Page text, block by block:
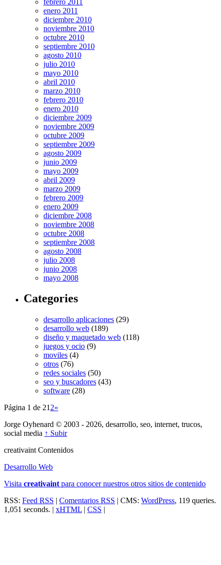
enero 2011
diciembre 2010
noviembre 2010
octubre 2010
septiembre 2010
agosto 2010
julio 2010
mayo 2010
abril 2010
marzo 2010
febrero 2010
enero 2010
diciembre 2009
noviembre 2009
octubre 2009
septiembre 2009
agosto 2009
junio 2009
mayo 2009
abril 2009
marzo 2009
febrero 2009
enero 2009
diciembre 2008
noviembre 2008
octubre 2008
septiembre 2008
agosto 2008
julio 2008
junio 2008
mayo 2008
Categories
desarrollo aplicaciones (29)
desarrollo web (189)
diseño y maquetado web (118)
juegos y ocio (9)
moviles (4)
otros (76)
redes sociales (50)
seo y buscadores (43)
software (28)
Página 1 de 21 2»
Jorge Oyhenard © 2003 - 2026, desarrollo, seo, internet, trucos,
social media ↑ Subir
creativaint Contenidos
Desarrollo Web
Visita creativaint para conocer nuestros otros sitios de contenido
RSS: Feed RSS | Comentarios RSS | CMS: WordPress, 119 queries.
1,051 seconds. | xHTML | CSS |